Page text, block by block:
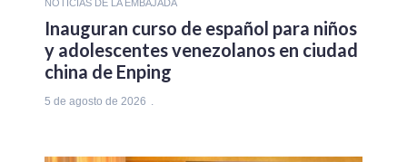
NOTICIAS DE LA EMBAJADA
Inauguran curso de español para niños
y adolescentes venezolanos en ciudad
china de Enping
5 de agosto de 2026